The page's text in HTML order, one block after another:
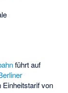
führt auf
Einheitstarif von